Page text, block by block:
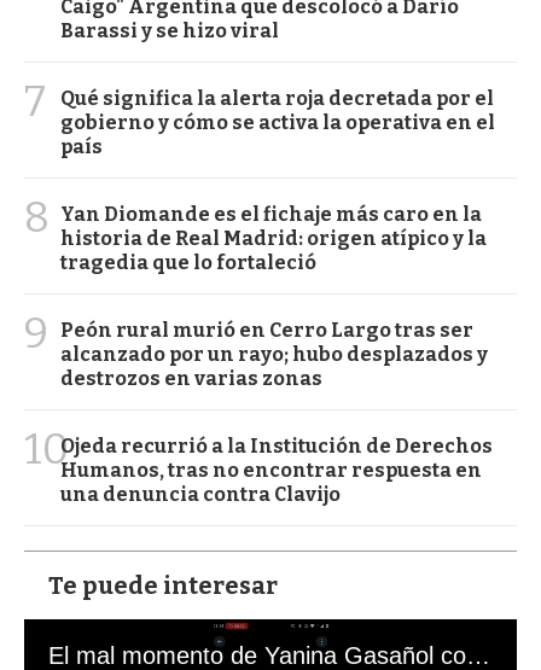
Caigo" Argentina que descolocó a Darío
Barassi y se hizo viral
7
Qué significa la alerta roja decretada por el
gobierno y cómo se activa la operativa en el
país
8
Yan Diomande es el fichaje más caro en la
historia de Real Madrid: origen atípico y la
tragedia que lo fortaleció
9
Peón rural murió en Cerro Largo tras ser
alcanzado por un rayo; hubo desplazados y
destrozos en varias zonas
10Ojeda recurrió a la Institución de Derechos
Humanos, tras no encontrar respuesta en
una denuncia contra Clavijo
Te puede interesar
El mal momento de Yanina Gasañol con un hincha argentino en "Subrayado"